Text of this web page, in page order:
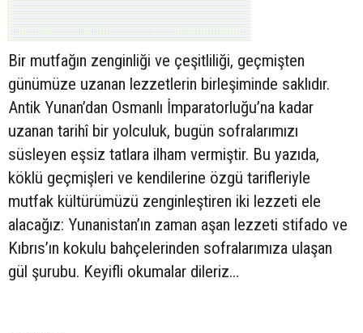
Bir mutfağın zenginliği ve çeşitliliği, geçmişten
günümüze uzanan lezzetlerin birleşiminde saklıdır.
Antik Yunan’dan Osmanlı İmparatorluğu’na kadar
uzanan tarihî bir yolculuk, bugün sofralarımızı
süsleyen eşsiz tatlara ilham vermiştir. Bu yazıda,
köklü geçmişleri ve kendilerine özgü tarifleriyle
mutfak kültürümüzü zenginleştiren iki lezzeti ele
alacağız: Yunanistan’ın zaman aşan lezzeti stifado ve
Kıbrıs’ın kokulu bahçelerinden sofralarımıza ulaşan
gül şurubu. Keyifli okumalar dileriz…